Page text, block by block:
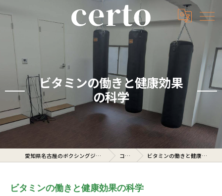
ビタミンの働きと健康効果
の科学
愛知県名古屋のボクシングジムならcerto コラム ビタミンの働きと健康効果の科学
ビタミンの働きと健康効果の科学